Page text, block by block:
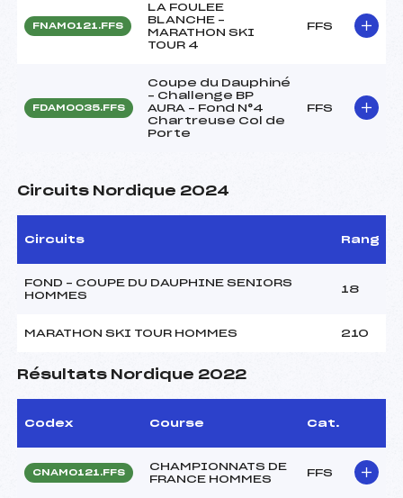
FNAM0121.FFS
LA FOULEE
BLANCHE –
MARATHON SKI
TOUR 4
FFS
FDAM0035.FFS
Coupe du Dauphiné
– Challenge BP
AURA – Fond N°4
Chartreuse Col de
Porte
FFS
Circuits Nordique 2024
Circuits Rang
FOND – COUPE DU DAUPHINE SENIORS
HOMMES
18
MARATHON SKI TOUR HOMMES 210
Résultats Nordique 2022
Codex Course Cat.
CNAM0121.FFS
CHAMPIONNATS DE
FRANCE HOMMES
FFS